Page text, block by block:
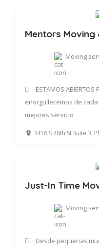
Mentors Moving
Moving
ESTAMOS ABIERTOS
enorgullecemos de
mejores servicio
3416 S 48th St Suite 3, Phoenix, AZ
Just-In Time
Moving
Desde pequeñas